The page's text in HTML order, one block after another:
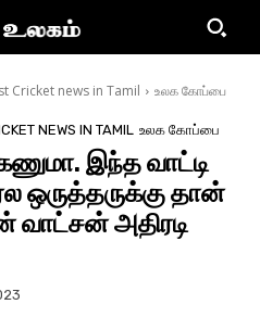
Cricket news in Tamil உலக கோப்பை
NEWS IN TAMIL உலக கோப்பை
இந்த வாட்டி
ஒருத்தருக்கு தான்
அதிரடி